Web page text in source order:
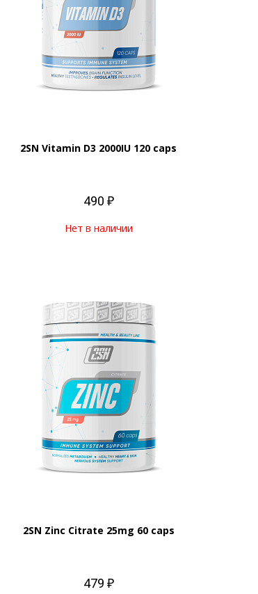
2SN Vitamin D3 2000IU 120 caps
490 ₽
Нет в наличии
2SN Zinc Citrate 25mg 60 caps
479 ₽